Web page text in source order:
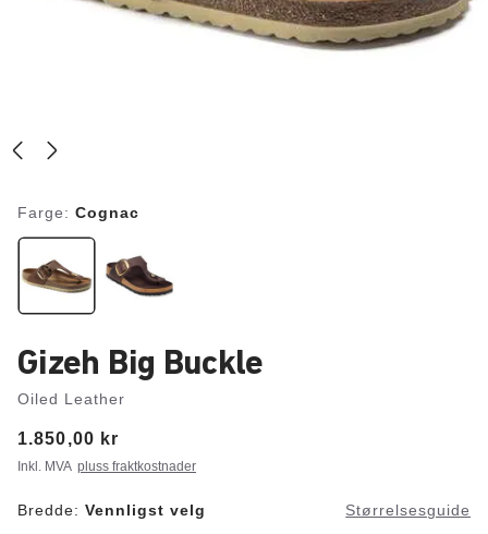
Farge: Cognac
Gizeh Big Buckle
Oiled Leather
Price:
1.850,00 kr
Inkl. MVA pluss fraktkostnader
Bredde: Vennligst velg Størrelsesguide